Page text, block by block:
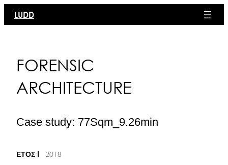
στο
LUDD
FORENSIC
ARCHITECTURE
Case study: 77Sqm_9.26min
ΕΤΟΣ 2018